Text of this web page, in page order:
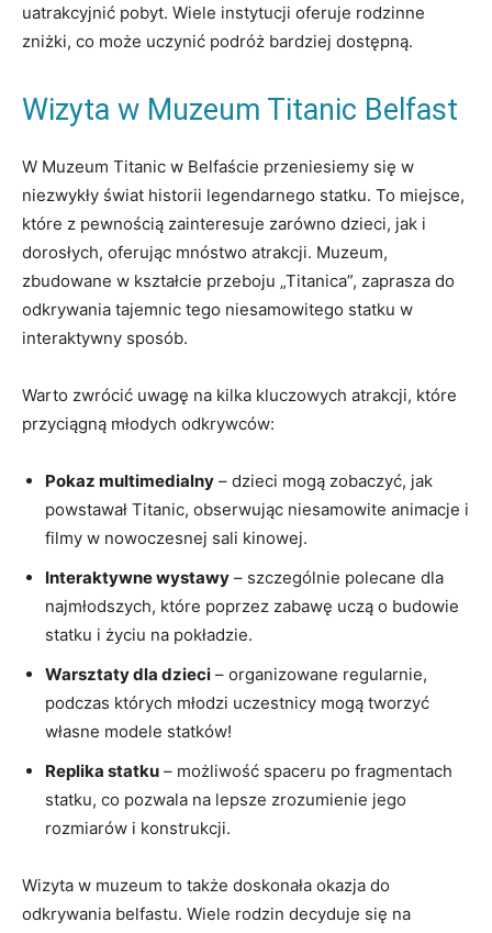
uatrakcyjnić pobyt. Wiele instytucji oferuje rodzinne
zniżki, co może uczynić podróż bardziej dostępną.
Wizyta w Muzeum Titanic Belfast
W Muzeum Titanic w Belfaście przeniesiemy się w
niezwykły świat historii legendarnego statku. To miejsce,
które z pewnością zainteresuje zarówno dzieci, jak i
dorosłych, oferując mnóstwo atrakcji. Muzeum,
zbudowane w kształcie przeboju „Titanica”, zaprasza do
odkrywania tajemnic tego niesamowitego statku w
interaktywny sposób.
Warto zwrócić uwagę na kilka kluczowych atrakcji, które
przyciągną młodych odkrywców:
Pokaz multimedialny – dzieci mogą zobaczyć, jak
powstawał Titanic, obserwując niesamowite animacje i
filmy w nowoczesnej sali kinowej.
Interaktywne wystawy – szczególnie polecane dla
najmłodszych, które poprzez zabawę uczą o budowie
statku i życiu na pokładzie.
Warsztaty dla dzieci – organizowane regularnie,
podczas których młodzi uczestnicy mogą tworzyć
własne modele statków!
Replika statku – możliwość spaceru po fragmentach
statku, co pozwala na lepsze zrozumienie jego
rozmiarów i konstrukcji.
Wizyta w muzeum to także doskonała okazja do
odkrywania belfastu. Wiele rodzin decyduje się na